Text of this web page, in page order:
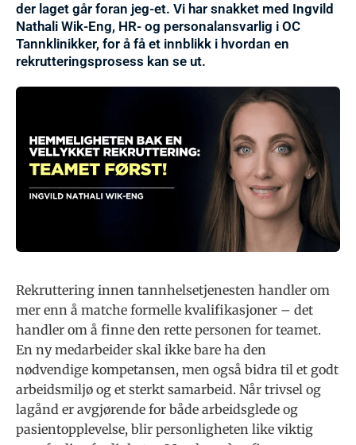
der laget går foran jeg-et. Vi har snakket med Ingvild
Nathali Wik-Eng, HR- og personalansvarlig i OC
Tannklinikker, for å få et innblikk i hvordan en
rekrutteringsprosess kan se ut.
Rekruttering innen tannhelsetjenesten handler om
mer enn å matche formelle kvalifikasjoner – det
handler om å finne den rette personen for teamet.
En ny medarbeider skal ikke bare ha den
nødvendige kompetansen, men også bidra til et godt
arbeidsmiljø og et sterkt samarbeid. Når trivsel og
lagånd er avgjørende for både arbeidsglede og
pasientopplevelse, blir personligheten like viktig